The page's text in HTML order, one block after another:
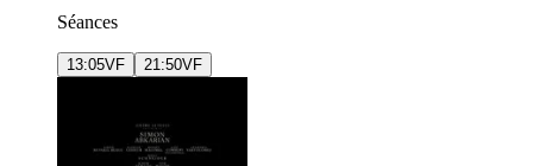
Séances
13:05VF 21:50VF